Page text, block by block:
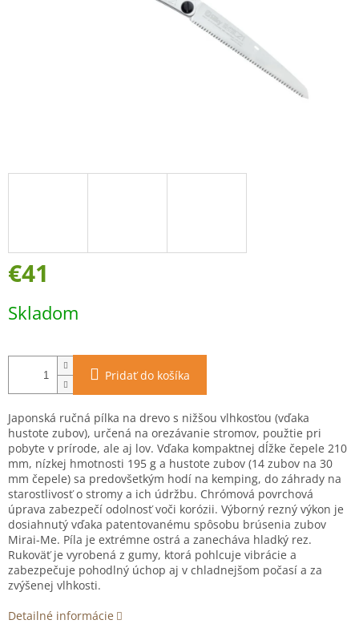
€41
cena:
Skladom
Pridať do košíka
Japonská ručná pílka na drevo s nižšou vlhkosťou (vďaka
hustote zubov), určená na orezávanie stromov, použtie pri
pobyte v prírode, ale aj lov. Vďaka kompaktnej dĺžke čepele 210
mm, nízkej hmotnosti 195 g a hustote zubov (14 zubov na 30
mm čepele) sa predovšetkým hodí na kemping, do záhrady na
starostlivosť o stromy a ich údržbu. Chrómová povrchová
úprava zabezpečí odolnosť voči korózii. Výborný rezný výkon je
dosiahnutý vďaka patentovanému spôsobu brúsenia zubov
Mirai-Me. Píla je extrémne ostrá a zanecháva hladký rez.
Rukoväť je vyrobená z gumy, ktorá pohlcuje vibrácie a
zabezpečuje pohodlný úchop aj v chladnejšom počasí a za
zvýšenej vlhkosti.
Detailné informácie